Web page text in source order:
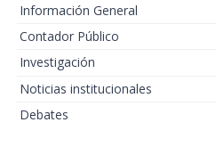
Información General
Contador Público
Investigación
Noticias institucionales
Debates